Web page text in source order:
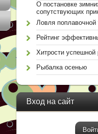
О постановке
сопутствующих
Ловля поплавочной
Рейтинг
Хитрости успешной
Рыбалка осенью
Вход на сайт